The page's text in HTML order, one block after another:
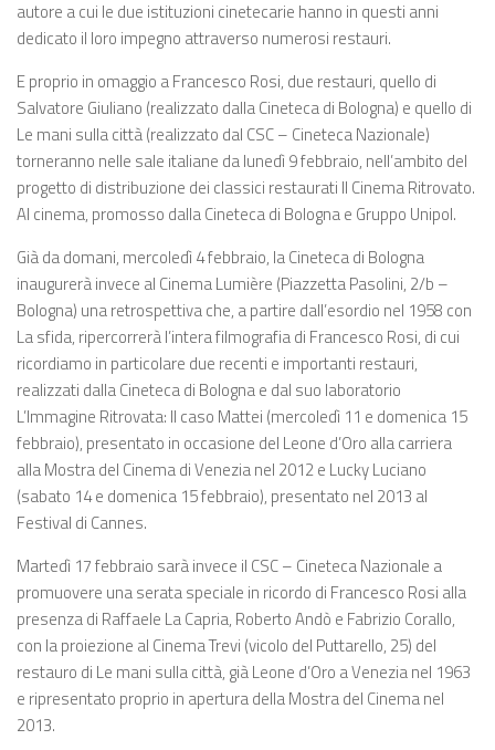
autore a cui le due istituzioni cinetecarie hanno in questi anni
dedicato il loro impegno attraverso numerosi restauri.
E proprio in omaggio a Francesco Rosi, due restauri, quello di
Salvatore Giuliano (realizzato dalla Cineteca di Bologna) e quello di
Le mani sulla città (realizzato dal CSC – Cineteca Nazionale)
torneranno nelle sale italiane da lunedì 9 febbraio, nell’ambito del
progetto di distribuzione dei classici restaurati Il Cinema Ritrovato.
Al cinema, promosso dalla Cineteca di Bologna e Gruppo Unipol.
Già da domani, mercoledì 4 febbraio, la Cineteca di Bologna
inaugurerà invece al Cinema Lumière (Piazzetta Pasolini, 2/b –
Bologna) una retrospettiva che, a partire dall’esordio nel 1958 con
La sfida, ripercorrerà l’intera filmografia di Francesco Rosi, di cui
ricordiamo in particolare due recenti e importanti restauri,
realizzati dalla Cineteca di Bologna e dal suo laboratorio
L’Immagine Ritrovata: Il caso Mattei (mercoledì 11 e domenica 15
febbraio), presentato in occasione del Leone d’Oro alla carriera
alla Mostra del Cinema di Venezia nel 2012 e Lucky Luciano
(sabato 14 e domenica 15 febbraio), presentato nel 2013 al
Festival di Cannes.
Martedì 17 febbraio sarà invece il CSC – Cineteca Nazionale a
promuovere una serata speciale in ricordo di Francesco Rosi alla
presenza di Raffaele La Capria, Roberto Andò e Fabrizio Corallo,
con la proiezione al Cinema Trevi (vicolo del Puttarello, 25) del
restauro di Le mani sulla città, già Leone d’Oro a Venezia nel 1963
e ripresentato proprio in apertura della Mostra del Cinema nel
2013.